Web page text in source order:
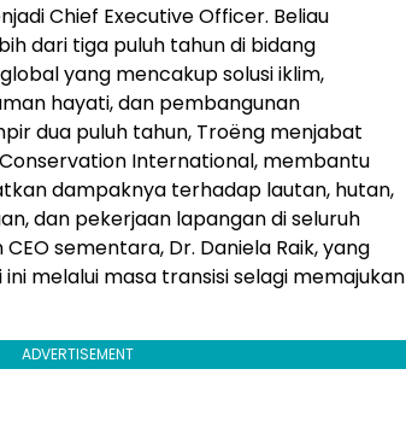
Chief Executive Officer. Beliau
dari tiga puluh tahun di bidang
yang mencakup solusi iklim,
hayati, dan pembangunan
dua puluh tahun, Troëng menjabat
International, membantu
dampaknya terhadap lautan, hutan,
dan pekerjaan lapangan di seluruh
sementara, Dr. Daniela Raik, yang
melalui masa transisi selagi memajukan
ADVERTISEMENT